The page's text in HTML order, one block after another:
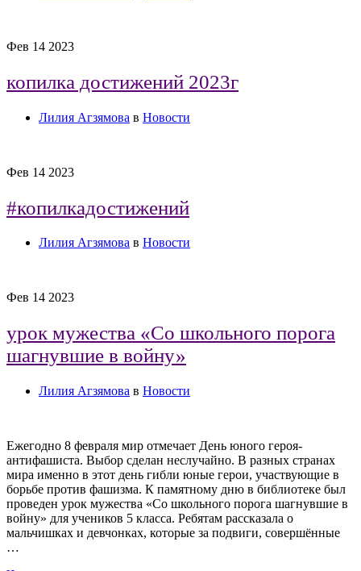
Фев 14 2023
копилка достижений 2023г
Лилия Агзямова в Новости
Фев 14 2023
#копилкадостижений
Лилия Агзямова в Новости
Фев 14 2023
урок мужества «Со школьного порога
шагнувшие в войну»
Лилия Агзямова в Новости
Ежегодно 8 февраля мир отмечает День юного героя-
антифашиста. Выбор сделан неслучайно. В разных странах
мира именно в этот день гибли юные герои, участвующие в
борьбе против фашизма. К памятному дню в библиотеке был
проведен урок мужества «Со школьного порога шагнувшие в
войну» для учеников 5 класса. Ребятам рассказала о
мальчишках и девчонках, которые за подвиги, совершённые
…